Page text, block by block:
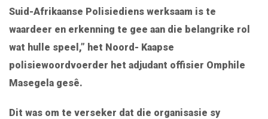
Suid-Afrikaanse Polisiediens werksaam is te
waardeer en erkenning te gee aan die belangrike rol
wat hulle speel,” het Noord- Kaapse
polisiewoordvoerder het adjudant offisier Omphile
Masegela gesê.
Dit was om te verseker dat die organisasie sy